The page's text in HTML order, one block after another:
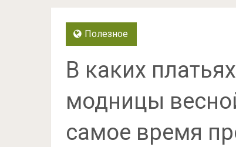
Полезное
В каких
модницы
самое время